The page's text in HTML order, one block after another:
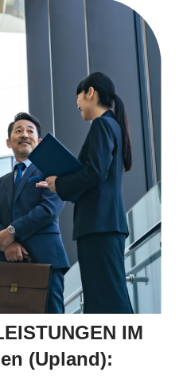
IM
(Upland):